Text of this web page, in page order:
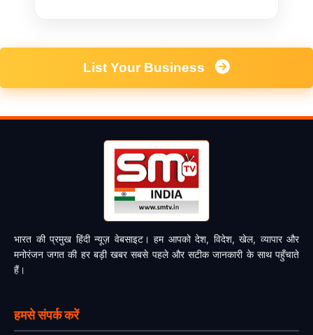
List Your Business
भारत की प्रमुख हिंदी न्यूज़ वेबसाइट। हम आपको देश, विदेश, खेल, व्यापार और
मनोरंजन जगत की हर बड़ी खबर सबसे पहले और सटीक जानकारी के साथ पहुँचाते
हैं।
हमसे संपर्क करें